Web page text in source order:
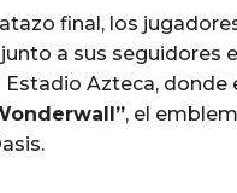
final, los
a sus seguidores
Azteca, donde
, el